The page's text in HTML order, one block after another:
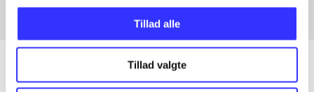
Tillad alle
Tillad valgte